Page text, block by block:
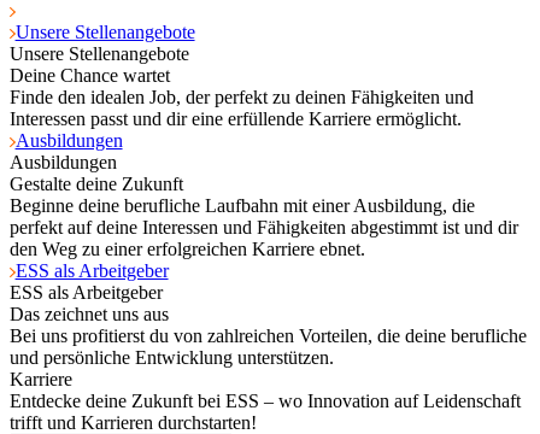
Unsere Stellenangebote
Unsere Stellenangebote
Deine Chance wartet
Finde den idealen Job, der perfekt zu deinen Fähigkeiten und
Interessen passt und dir eine erfüllende Karriere ermöglicht.
Ausbildungen
Ausbildungen
Gestalte deine Zukunft
Beginne deine berufliche Laufbahn mit einer Ausbildung, die
perfekt auf deine Interessen und Fähigkeiten abgestimmt ist und dir
den Weg zu einer erfolgreichen Karriere ebnet.
ESS als Arbeitgeber
ESS als Arbeitgeber
Das zeichnet uns aus
Bei uns profitierst du von zahlreichen Vorteilen, die deine berufliche
und persönliche Entwicklung unterstützen.
Karriere
Entdecke deine Zukunft bei ESS – wo Innovation auf Leidenschaft
trifft und Karrieren durchstarten!